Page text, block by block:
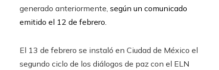
generado anteriormente, según un comunicado
emitido el 12 de febrero.
El 13 de febrero se instaló en Ciudad de México el
segundo ciclo de los diálogos de paz con el ELN